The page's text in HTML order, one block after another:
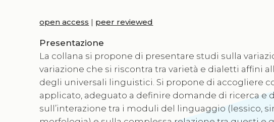
open access | peer reviewed
Presentazione
La collana si propone di presentare studi sulla
variazione che si riscontra tra varietà e dialetti affini
degli universali linguistici. Si propone di accogliere
applicato, adeguato a definire domande di ricerca e
sull’interazione tra i moduli del linguaggio (lessico,